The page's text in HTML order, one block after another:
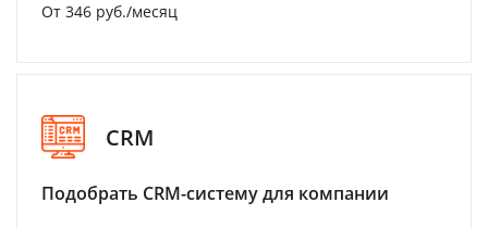
От 346 руб./месяц
CRM
Подобрать CRM-систему для компании